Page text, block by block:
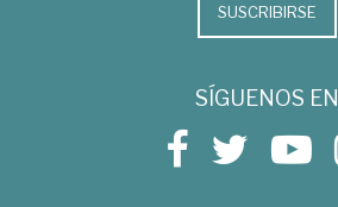
SUSCRIBIRSE
SÍGUENOS EN